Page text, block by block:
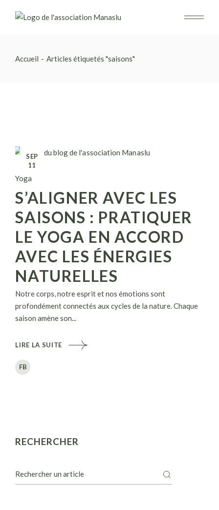
Accueil Articles étiquetés "saisons"
SEP
11
Yoga
S’ALIGNER AVEC LES
SAISONS : PRATIQUER
LE YOGA EN ACCORD
AVEC LES ÉNERGIES
NATURELLES
Notre corps, notre esprit et nos émotions sont
profondément connectés aux cycles de la nature. Chaque
saison amène son...
LIRE LA SUITE
FB
RECHERCHER